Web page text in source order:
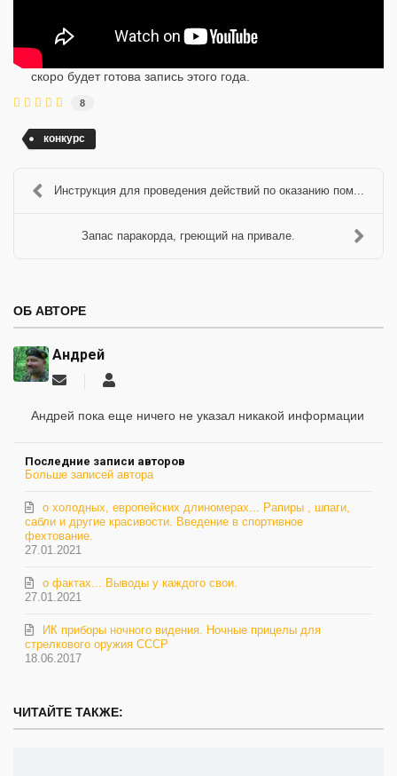
скоро будет готова запись этого года.
8
конкурс
Инструкция для проведения действий по оказанию пом...
Запас паракорда, греющий на привале.
ОБ АВТОРЕ
Андрей
Подписаться
обновление
Андрей
Андрей пока еще ничего не указал никакой информации
Последние записи авторов
Больше записей автора
27.01.2021
о холодных, европейских длиномерах... Рапиры , шпаги,
сабли и другие красивости. Введение в спортивное
фехтование.
27.01.2021
о фактах... Выводы у каждого свои.
18.06.2017
ИК приборы ночного видения. Ночные прицелы для
стрелкового оружия СССР
ЧИТАЙТЕ ТАКЖЕ: